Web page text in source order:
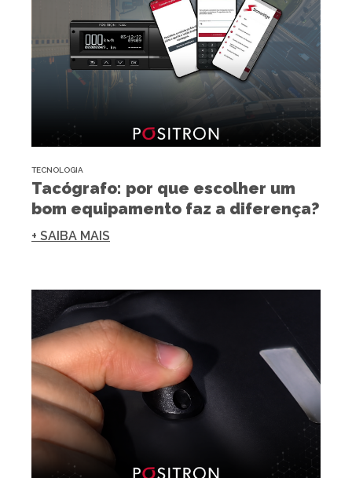
TECNOLOGIA
Tacógrafo: por que escolher um
bom equipamento faz a diferença?
+ SAIBA MAIS